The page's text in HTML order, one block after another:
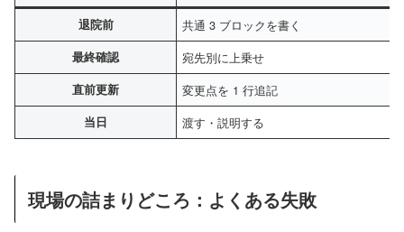
退院前 共通 3 ブロックを書く
最終確認 宛先別に上乗せ
直前更新 変更点を 1 行追記
当日 渡す・説明する
現場の詰まりどころ：よくある失敗